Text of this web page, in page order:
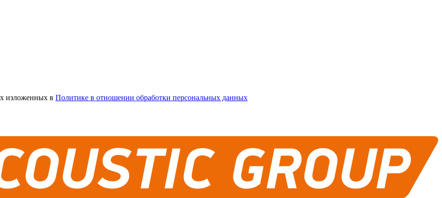
изложенных в Политике в отношении обработки персональных данных